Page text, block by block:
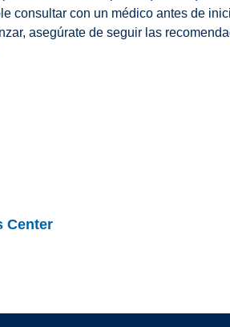
consultar con un médico antes de
asegúrate de seguir las
Center